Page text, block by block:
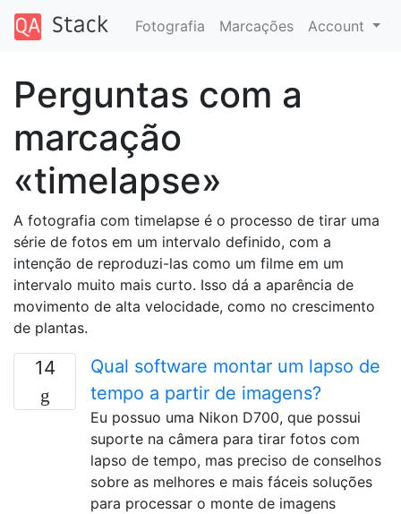
Fotografia Marcações Account
Perguntas com a
marcação
«timelapse»
A fotografia com timelapse é o processo de tirar uma
série de fotos em um intervalo definido, com a
intenção de reproduzi-las como um filme em um
intervalo muito mais curto. Isso dá a aparência de
movimento de alta velocidade, como no crescimento
de plantas.
14
Qual software montar um lapso de
tempo a partir de imagens?
Eu possuo uma Nikon D700, que possui
suporte na câmera para tirar fotos com
lapso de tempo, mas preciso de conselhos
sobre as melhores e mais fáceis soluções
para processar o monte de imagens